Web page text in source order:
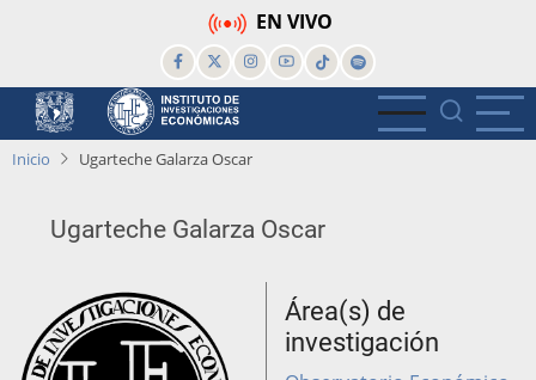
principal
EN VIVO
Inicio Ugarteche Galarza Oscar
Ugarteche Galarza Oscar
Área(s) de
investigación